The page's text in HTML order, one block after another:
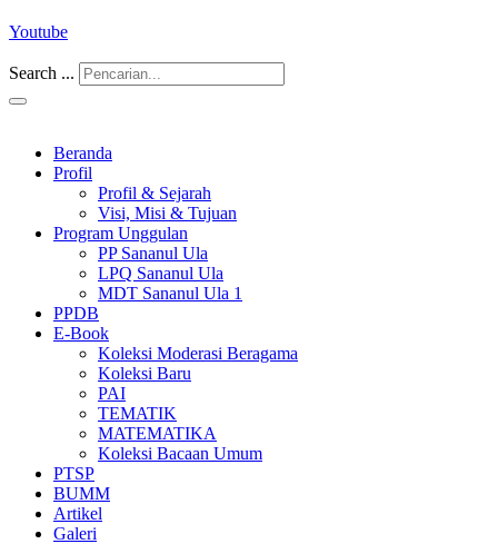
Youtube
Search ...
Beranda
Profil
Profil & Sejarah
Visi, Misi & Tujuan
Program Unggulan
PP Sananul Ula
LPQ Sananul Ula
MDT Sananul Ula 1
PPDB
E-Book
Koleksi Moderasi Beragama
Koleksi Baru
PAI
TEMATIK
MATEMATIKA
Koleksi Bacaan Umum
PTSP
BUMM
Artikel
Galeri